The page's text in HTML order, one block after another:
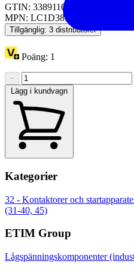
GTIN: 3389110541007
MPN: LC1D38ED
Tillgänglig: 3 distributörer
Poäng: 1
−
Lägg i kundvagn
Kategorier
32 - Kontaktorer och
(31-40, 45)
ETIM Group
Lågspänningskomponenter